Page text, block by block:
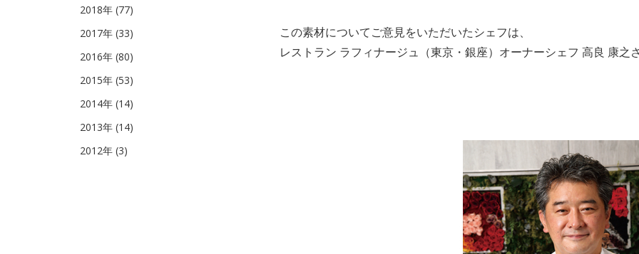
この素材についてご意見をいただいたシェフは、
レストラン ラフィナージュ（東京・銀座）オーナーシェフ 高良 康之
2018年 (77)
2017年 (33)
2016年 (80)
2015年 (53)
2014年 (14)
2013年 (14)
2012年 (3)